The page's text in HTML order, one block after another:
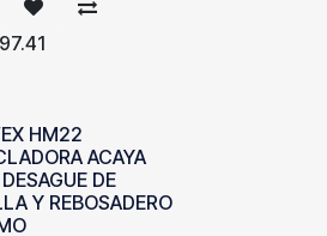
HM22
ACAYA
DE
Y REBOSADERO